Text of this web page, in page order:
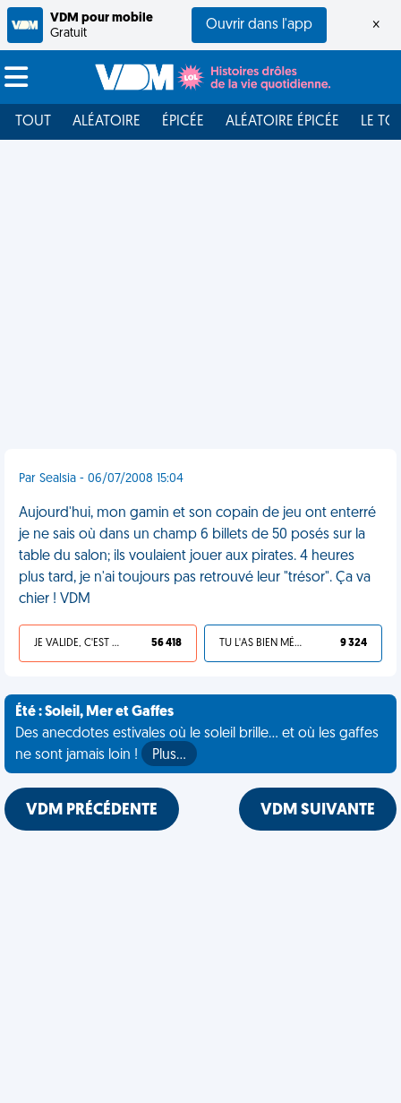
VDM pour mobile
Gratuit
Ouvrir dans l'app ×
TOUT ALÉATOIRE ÉPICÉE ALÉATOIRE ÉPICÉE LE
Par Sealsia - 06/07/2008 15:04
Aujourd'hui, mon gamin et son copain de jeu ont enterré
je ne sais où dans un champ 6 billets de 50 posés sur la
table du salon; ils voulaient jouer aux pirates. 4 heures
plus tard, je n'ai toujours pas retrouvé leur "trésor". Ça va
chier ! VDM
JE VALIDE, C'EST UNE VDM 56 418 TU L'AS BIEN MÉRITÉ 9 324
Été : Soleil, Mer et Gaffes
Des anecdotes estivales où le soleil brille... et où les gaffes
ne sont jamais loin !
Plus…
VDM PRÉCÉDENTE VDM SUIVANTE